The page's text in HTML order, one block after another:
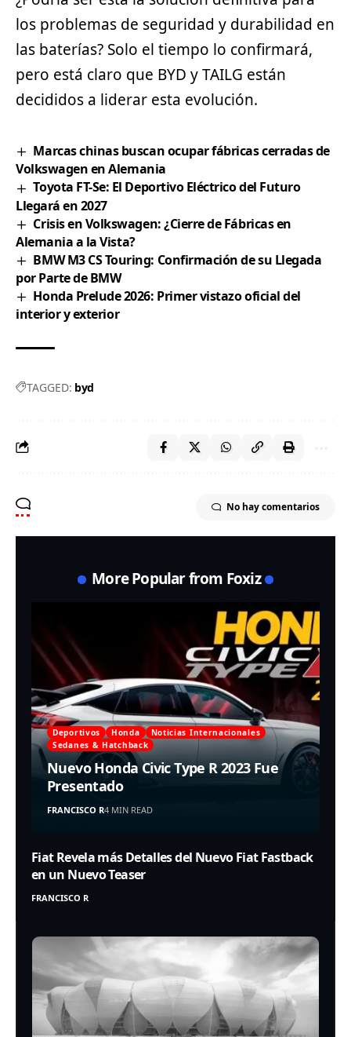
los problemas de seguridad y durabilidad en
las baterías? Solo el tiempo lo confirmará,
pero está claro que BYD y TAILG están
decididos a liderar esta evolución.
Marcas chinas buscan ocupar fábricas cerradas de
Volkswagen en Alemania
Toyota FT-Se: El Deportivo Eléctrico del Futuro
Llegará en 2027
Crisis en Volkswagen: ¿Cierre de Fábricas en
Alemania a la Vista?
BMW M3 CS Touring: Confirmación de su Llegada
por Parte de BMW
Honda Prelude 2026: Primer vistazo oficial del
interior y exterior
TAGGED: byd
No hay comentarios
More Popular from Foxiz
Deportivos Honda
Noticias Internacionales
Sedanes & Hatchback
Nuevo Honda Civic Type R 2023 Fue
Presentado
FRANCISCO R4 MIN READ
Fiat Revela más Detalles del Nuevo Fiat Fastback
en un Nuevo Teaser
FRANCISCO R